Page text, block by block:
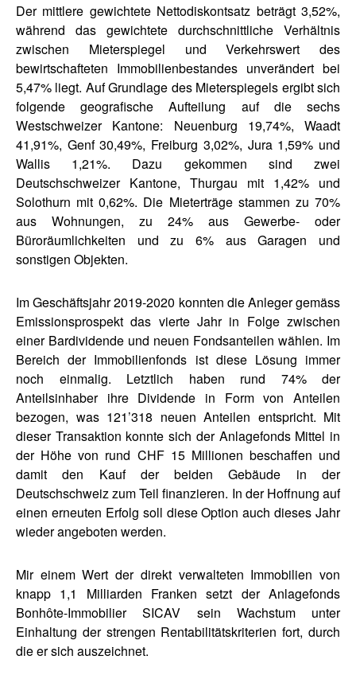
Der mittlere gewichtete Nettodiskontsatz beträgt 3,52%,
während das gewichtete durchschnittliche Verhältnis
zwischen Mieterspiegel und Verkehrswert des
bewirtschafteten Immobilienbestandes unverändert bei
5,47% liegt. Auf Grundlage des Mieterspiegels ergibt sich
folgende geografische Aufteilung auf die sechs
Westschweizer Kantone: Neuenburg 19,74%, Waadt
41,91%, Genf 30,49%, Freiburg 3,02%, Jura 1,59% und
Wallis 1,21%. Dazu gekommen sind zwei
Deutschschweizer Kantone, Thurgau mit 1,42% und
Solothurn mit 0,62%. Die Mieterträge stammen zu 70%
aus Wohnungen, zu 24% aus Gewerbe- oder
Büroräumlichkeiten und zu 6% aus Garagen und
sonstigen Objekten.
Im Geschäftsjahr 2019-2020 konnten die Anleger gemäss
Emissionsprospekt das vierte Jahr in Folge zwischen
einer Bardividende und neuen Fondsanteilen wählen. Im
Bereich der Immobilienfonds ist diese Lösung immer
noch einmalig. Letztlich haben rund 74% der
Anteilsinhaber ihre Dividende in Form von Anteilen
bezogen, was 121’318 neuen Anteilen entspricht. Mit
dieser Transaktion konnte sich der Anlagefonds Mittel in
der Höhe von rund CHF 15 Millionen beschaffen und
damit den Kauf der beiden Gebäude in der
Deutschschweiz zum Teil finanzieren. In der Hoffnung auf
einen erneuten Erfolg soll diese Option auch dieses Jahr
wieder angeboten werden.
Mir einem Wert der direkt verwalteten Immobilien von
knapp 1,1 Milliarden Franken setzt der Anlagefonds
Bonhôte-Immobilier SICAV sein Wachstum unter
Einhaltung der strengen Rentabilitätskriterien fort, durch
die er sich auszeichnet.